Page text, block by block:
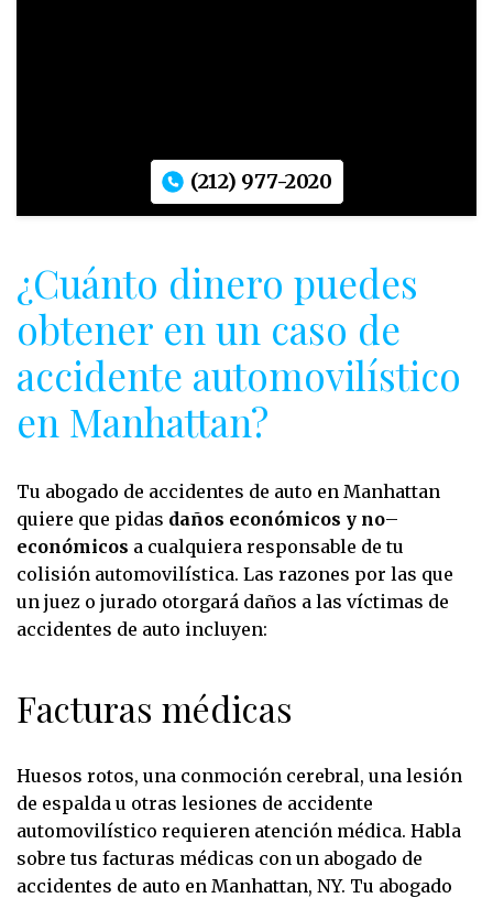
(212) 977-2020
¿Cuánto dinero puedes
obtener en un caso de
accidente automovilístico
en Manhattan?
Tu abogado de accidentes de auto en Manhattan
quiere que pidas daños económicos y no–
económicos a cualquiera responsable de tu
colisión automovilística. Las razones por las que
un juez o jurado otorgará daños a las víctimas de
accidentes de auto incluyen:
Facturas médicas
Huesos rotos, una conmoción cerebral, una lesión
de espalda u otras lesiones de accidente
automovilístico requieren atención médica. Habla
sobre tus facturas médicas con un abogado de
accidentes de auto en Manhattan, NY. Tu abogado